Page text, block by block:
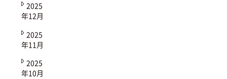
2025
年12月
2025
年11月
2025
年10月